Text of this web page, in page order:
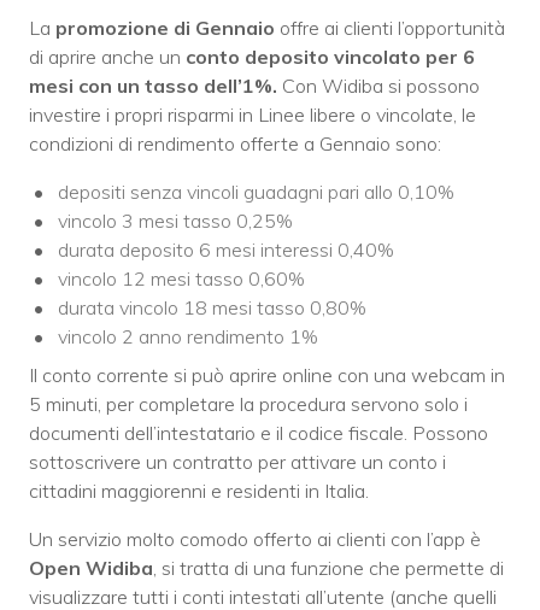
La promozione di Gennaio offre ai clienti l’opportunità
di aprire anche un conto deposito vincolato per 6
mesi con un tasso dell’1%. Con Widiba si possono
investire i propri risparmi in Linee libere o vincolate, le
condizioni di rendimento offerte a Gennaio sono:
depositi senza vincoli guadagni pari allo 0,10%
vincolo 3 mesi tasso 0,25%
durata deposito 6 mesi interessi 0,40%
vincolo 12 mesi tasso 0,60%
durata vincolo 18 mesi tasso 0,80%
vincolo 2 anno rendimento 1%
Il conto corrente si può aprire online con una webcam in
5 minuti, per completare la procedura servono solo i
documenti dell’intestatario e il codice fiscale. Possono
sottoscrivere un contratto per attivare un conto i
cittadini maggiorenni e residenti in Italia.
Un servizio molto comodo offerto ai clienti con l’app è
Open Widiba , si tratta di una funzione che permette di
visualizzare tutti i conti intestati all’utente (anche quelli